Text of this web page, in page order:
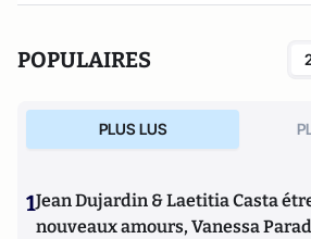
POPULAIRES
PLUS LUS
1Jean Dujardin & Laetitia Casta
nouveaux amours, Vanessa